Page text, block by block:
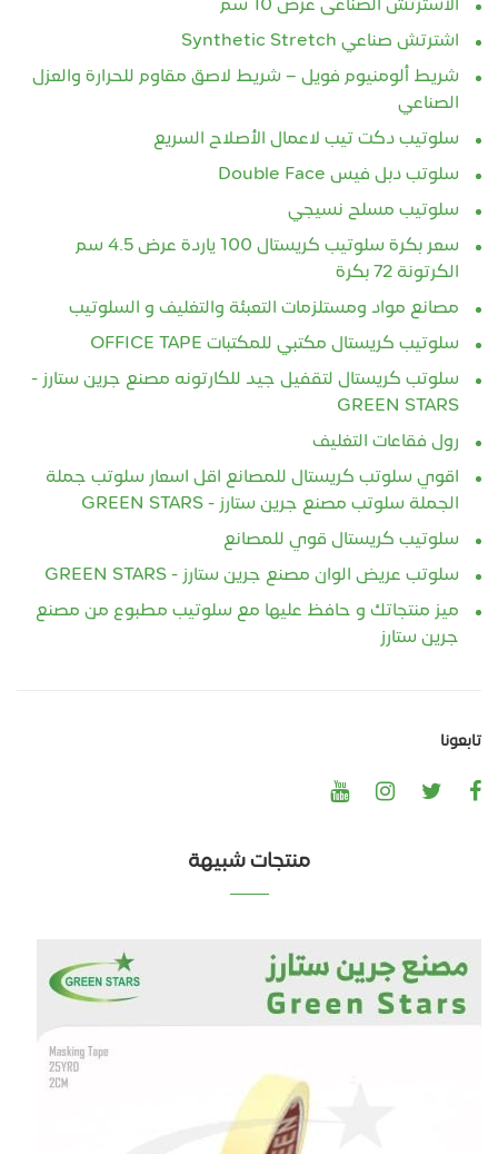
الاسترتش الصناعى عرض 10 سم
اشترتش صناعي Synthetic Stretch
شريط ألومنيوم فويل – شريط لاصق مقاوم للحرارة والعزل
الصناعي
سلوتيب دكت تيب لاعمال الأصلاح السريع
سلوتب دبل فيس Double Face‏
سلوتيب مسلح نسيجي
سعر بكرة سلوتيب كريستال 100 ياردة عرض 4.5 سم
الكرتونة 72 بكرة
مصانع مواد ومستلزمات التعبئة والتغليف و السلوتيب
سلوتيب كريستال مكتبي للمكتبات OFFICE TAPE
سلوتب كريستال لتقفيل جيد للكارتونه مصنع جرين ستارز -
GREEN STARS
رول فقاعات التغليف
اقوي سلوتب كريستال للمصانع اقل اسعار سلوتب جملة
الجملة سلوتب مصنع جرين ستارز - GREEN STARS
سلوتيب كريستال قوي للمصانع
سلوتب عريض الوان مصنع جرين ستارز - GREEN STARS
ميز منتجاتك و حافظ عليها مع سلوتيب مطبوع من مصنع
جرين ستارز
تابعونا
منتجات شبيهة